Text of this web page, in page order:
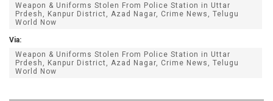
Weapon & Uniforms Stolen From Police Station in Uttar
Prdesh, Kanpur District, Azad Nagar, Crime News, Telugu
World Now
Via:
Weapon & Uniforms Stolen From Police Station in Uttar
Prdesh, Kanpur District, Azad Nagar, Crime News, Telugu
World Now